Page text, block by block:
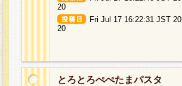
20
Fri Jul 17 16:22:31 JST 20
20
とろとろぺぺたまパスタ